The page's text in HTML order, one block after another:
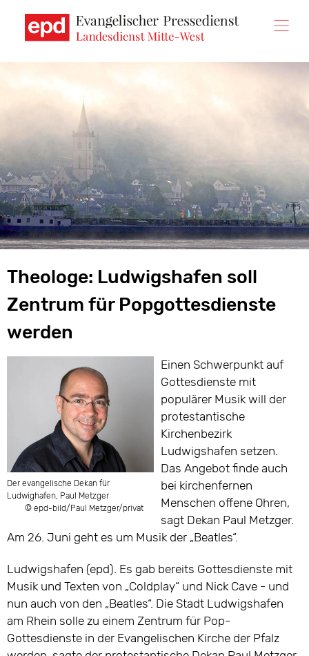
zum
Theologe: Ludwigshafen soll
Zentrum für Popgottesdienste
werden
Der evangelische Dekan für
Ludwighafen, Paul Metzger
© epd-bild/Paul Metzger/privat
Einen Schwerpunkt auf
Gottesdienste mit
populärer Musik will der
protestantische
Kirchenbezirk
Ludwigshafen setzen.
Das Angebot finde auch
bei kirchenfernen
Menschen offene Ohren,
sagt Dekan Paul Metzger.
Am 26. Juni geht es um Musik der „Beatles“.
Ludwigshafen (epd). Es gab bereits Gottesdienste mit
Musik und Texten von „Coldplay“ und Nick Cave - und
nun auch von den „Beatles“. Die Stadt Ludwigshafen
am Rhein solle zu einem Zentrum für Pop-
Gottesdienste in der Evangelischen Kirche der Pfalz